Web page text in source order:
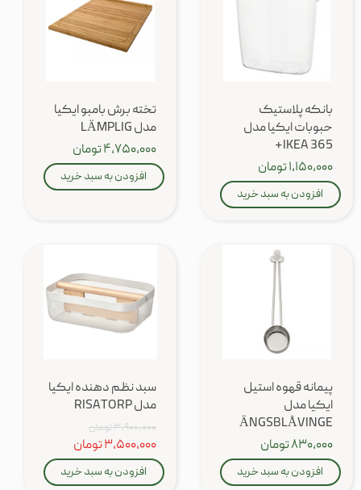
بانکه پلاستیک
حبوبات ایکیا مدل
IKEA 365+
۱,۱۵۰,۰۰۰ تومان
افزودن به سبد خرید
تخته برش بامبو ایکیا
مدل LÄMPLIG
۴,۷۵۰,۰۰۰ تومان
افزودن به سبد خرید
پیمانه قهوه استیل
ایکیا مدل
ÄNGSBLÅVINGE
۸۳۰,۰۰۰ تومان
افزودن به سبد خرید
سبد نظم دهنده ایکیا
مدل RISATORP
۳,۹۰۰,۰۰۰ تومان
۳,۵۰۰,۰۰۰ تومان
افزودن به سبد خرید